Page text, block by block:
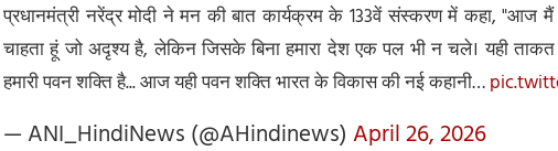
प्रधानमंत्री नरेंद्र मोदी ने मन की बात कार्यक्रम के 133वें संस्करण में कहा, "आज
चाहता हूं जो अदृश्य है, लेकिन जिसके बिना हमारा देश एक पल भी न चले। यही
हमारी पवन शक्ति है... आज यही पवन शक्ति भारत के विकास की नई कहानी…
— ANI_HindiNews (@AHindinews) April 26, 2026